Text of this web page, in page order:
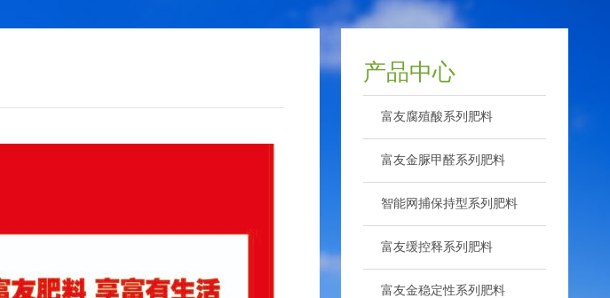
产品中心
富友腐殖酸系列肥料
富友金脲甲醛系列肥料
智能网捕保持型系列肥料>
富友缓控释系列肥料
富友金稳定性系列肥料